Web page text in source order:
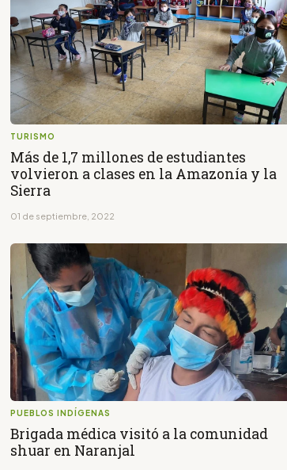
TURISMO
Más de 1,7 millones de estudiantes
volvieron a clases en la Amazonía y la
Sierra
01 de septiembre, 2022
PUEBLOS INDÍGENAS
Brigada médica visitó a la comunidad
shuar en Naranjal